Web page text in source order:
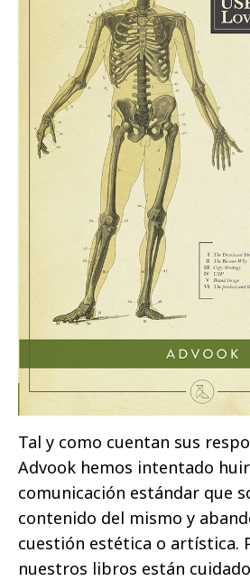
Tal y como cuentan sus
Advook hemos intentado
comunicación estándar que
contenido del mismo y
cuestión estética o artística.
nuestros libros están